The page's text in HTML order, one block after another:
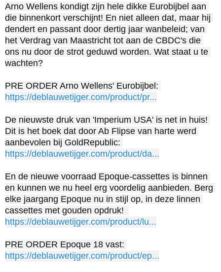
Arno Wellens kondigt zijn hele dikke Eurobijbel aan
die binnenkort verschijnt! En niet alleen dat, maar hij
dendert en passant door dertig jaar wanbeleid; van
het Verdrag van Maastricht tot aan de CBDC's die
ons nu door de strot geduwd worden. Wat staat u te
wachten?
PRE ORDER Arno Wellens' Eurobijbel:
https://deblauwetijger.com/product/pr...
De nieuwste druk van 'Imperium USA' is net in huis!
Dit is het boek dat door Ab Flipse van harte werd
aanbevolen bij GoldRepublic:
https://deblauwetijger.com/product/da...
En de nieuwe voorraad Epoque-cassettes is binnen
en kunnen we nu heel erg voordelig aanbieden. Berg
elke jaargang Epoque nu in stijl op, in deze linnen
https://deblauwetijger.com/product/lu...
PRE ORDER Epoque 18 vast:
https://deblauwetijger.com/product/ep...